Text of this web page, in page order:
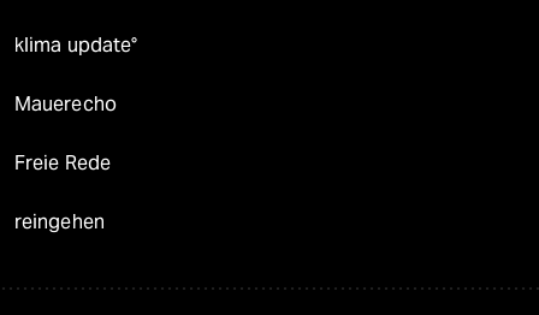
klima update°
Mauerecho
Freie Rede
reingehen